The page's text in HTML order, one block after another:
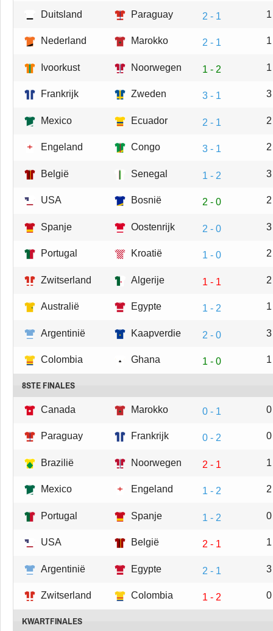
Duitsland Paraguay 2 - 1
Nederland Marokko 2 - 1
Ivoorkust Noorwegen 1 - 2
Frankrijk Zweden 3 - 1
Mexico Ecuador 2 - 1
Engeland Congo 3 - 1
België Senegal 1 - 2
USA Bosnië 2 - 0
Spanje Oostenrijk 2 - 0
Portugal Kroatië 1 - 0
Zwitserland Algerije 1 - 1
Australië Egypte 1 - 2
Argentinië Kaapverdie 2 - 0
Colombia Ghana 1 - 0
8STE FINALES
Canada Marokko 0 - 1
Paraguay Frankrijk 0 - 2
Brazilië Noorwegen 2 - 1
Mexico Engeland 1 - 2
Portugal Spanje 1 - 2
USA België 2 - 1
Argentinië Egypte 2 - 1
Zwitserland Colombia 1 - 2
KWARTFINALES